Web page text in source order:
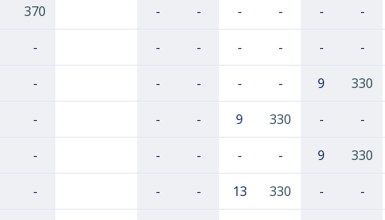
370 - - - - - -
- - - - - - -
- - - - - 9 330
- - - 9 330 - -
- - - - - 9 330
- - - 13 330 - -